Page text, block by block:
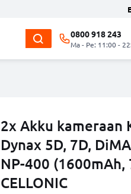
0800 918 243
Ma - Pe: 11:00 -
2x Akku kameraan
Dynax 5D, 7D,
NP-400
CELLONIC